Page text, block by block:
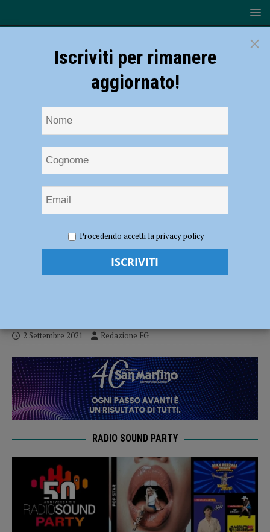
Morfasso, ritirerà il premio “Testimone delle piccole comunità”
Toni Capuozzo a Morfasso, ritirerà il
2 Settembre 2021 Redazione FG
RADIO SOUND PARTY
×
Iscriviti per rimanere
aggiornato!
Procedendo accetti la privacy policy